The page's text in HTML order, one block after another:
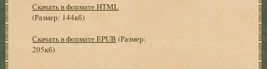
Скачать в формате HTML
(Размер: 144кб)
Скачать в формате EPUB (Размер:
205кб)